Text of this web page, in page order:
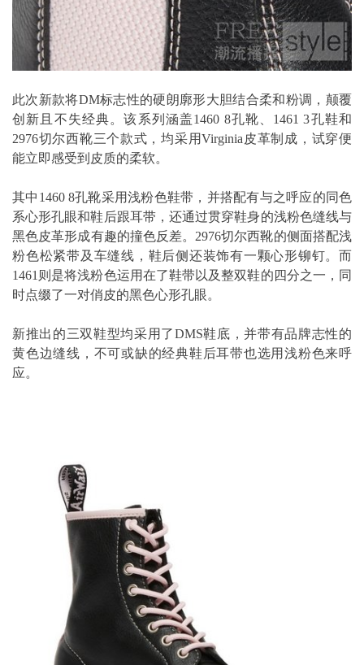
此次新款将DM标志性的硬朗廓形大胆结合柔和粉调，颠覆
创新且不失经典。该系列涵盖1460 8孔靴、1461 3孔鞋和
2976切尔西靴三个款式，均采用Virginia皮革制成，试穿便
能立即感受到皮质的柔软。
其中1460 8孔靴采用浅粉色鞋带，并搭配有与之呼应的同色
系心形孔眼和鞋后跟耳带，还通过贯穿鞋身的浅粉色缝线与
黑色皮革形成有趣的撞色反差。2976切尔西靴的侧面搭配浅
粉色松紧带及车缝线，鞋后侧还装饰有一颗心形铆钉。而
1461则是将浅粉色运用在了鞋带以及整双鞋的四分之一，同
时点缀了一对俏皮的黑色心形孔眼。
新推出的三双鞋型均采用了DMS鞋底，并带有品牌志性的
黄色边缝线，不可或缺的经典鞋后耳带也选用浅粉色来呼
应。